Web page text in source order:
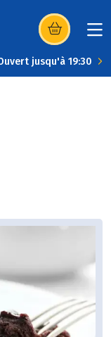
(s’ouvre dans
jusqu'à 19:30